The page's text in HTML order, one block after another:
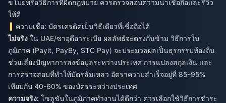
ขโมยหรือวิธีการที่ผิดกฎหมาย ควรตรวจสอบความน่าเชื่อถือและรีวิว
ให้ดี
ความเชื่อ: บัตรเครดิตเป็นวิธีเดียวที่เชื่อถือได้
ไม่จริง ใน UAE/ซาอุดีอาระเบีย ผลลัพธ์จะตรงกันข้าม วิธีการใน
ภูมิภาค (Payit, PayBy, STC Pay) จะประมวลผลเป็นธุรกรรมท้องถิ่น
ช่วยเลี่ยงปัญหาการส่งข้อมูลระหว่างประเทศ การแปลงสกุลเงิน และ
การตรวจสอบที่ทำให้บัตรล้มเหลว อัตราความสำเร็จอยู่ที่ 85-95%
เทียบกับ 40-60% ของบัตรระหว่างประเทศ
ความจริง: โซลูชันในภูมิภาคทำงานได้ดีกว่า ควรเลือกใช้วิธีการชำระ